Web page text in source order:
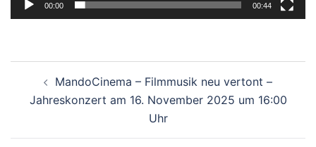
00:00 00:44
MandoCinema – Filmmusik neu vertont –
Jahreskonzert am 16. November 2025 um 16:00
Uhr